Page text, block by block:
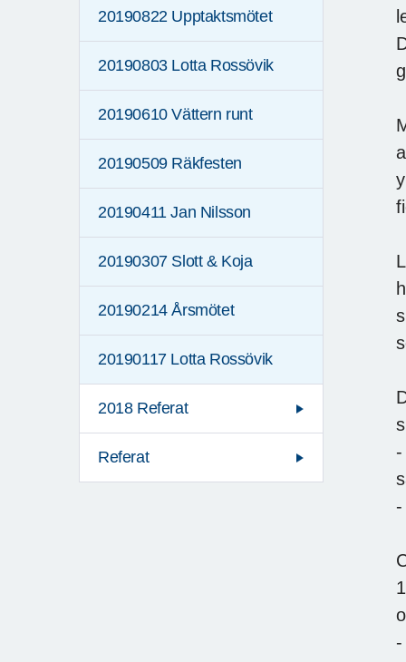
20190822 Upptaktsmötet
20190803 Lotta Rossövik
20190610 Vättern runt
20190509 Räkfesten
20190411 Jan Nilsson
20190307 Slott & Koja
20190214 Årsmötet
20190117 Lotta Rossövik
2018 Referat
Referat